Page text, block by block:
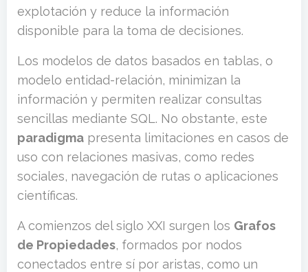
explotación y reduce la información
disponible para la toma de decisiones.
Los modelos de datos basados en tablas, o
modelo entidad-relación, minimizan la
información y permiten realizar consultas
sencillas mediante SQL. No obstante, este
paradigma presenta limitaciones en casos de
uso con relaciones masivas, como redes
sociales, navegación de rutas o aplicaciones
científicas.
A comienzos del siglo XXI surgen los Grafos
de Propiedades, formados por nodos
conectados entre sí por aristas, como un